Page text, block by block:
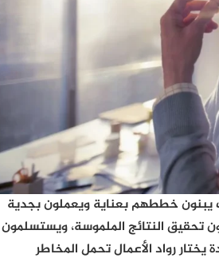
يبنون خططهم بعناية ويعملون بجدية
تحقيق النتائج الملموسة، ويستسلمون
رواد الأعمال تحمل المخاطر